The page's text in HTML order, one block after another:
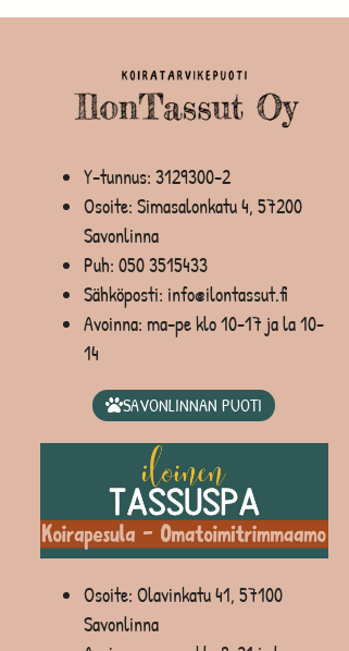
Y-tunnus: 3129300-2
Osoite: Simasalonkatu 4, 57200
Savonlinna
Puh: 050 3515433
Sähköposti: info@ilontassut.fi
Avoinna: ma-pe klo 10-17 ja la 10-
14
SAVONLINNAN PUOTI
Osoite: Olavinkatu 41, 57100
Savonlinna